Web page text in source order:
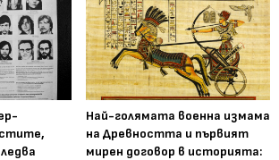
Най-голямата военна измама
на Древността и първият
мирен договор в историята: